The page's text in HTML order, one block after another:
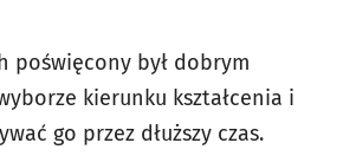
poświęcony był dobrym
kierunku kształcenia i
go przez dłuższy czas.